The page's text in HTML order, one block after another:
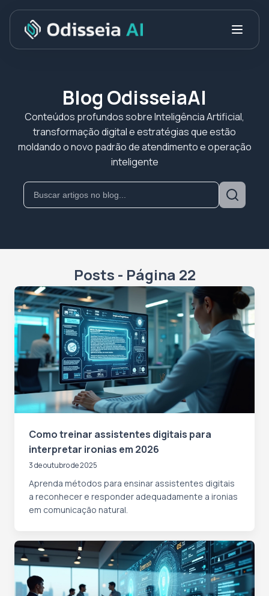
Blog OdisseiaAI
Conteúdos profundos sobre Inteligência Artificial,
transformação digital e estratégias que estão
moldando o novo padrão de atendimento e operação
inteligente
Posts - Página 22
Como treinar assistentes digitais para
interpretar ironias em 2026
3 de outubro de 2025
Aprenda métodos para ensinar assistentes digitais
a reconhecer e responder adequadamente a ironias
em comunicação natural.